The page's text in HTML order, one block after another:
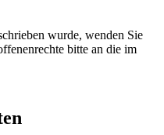
wurde, wenden Sie
bitte an die im